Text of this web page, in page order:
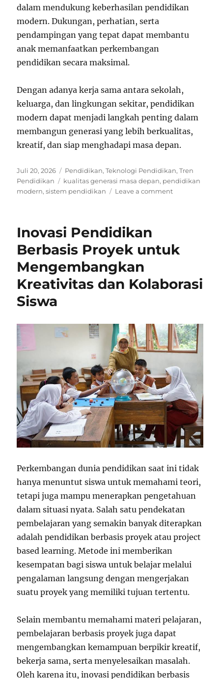
dalam mendukung keberhasilan pendidikan
modern. Dukungan, perhatian, serta
pendampingan yang tepat dapat membantu
anak memanfaatkan perkembangan
pendidikan secara maksimal.
Dengan adanya kerja sama antara sekolah,
keluarga, dan lingkungan sekitar, pendidikan
modern dapat menjadi langkah penting dalam
membangun generasi yang lebih berkualitas,
kreatif, dan siap menghadapi masa depan.
Posted
on
Juli 20, 2026 Categories
Pendidikan,Teknologi Pendidikan,Tren
Pendidikan
Tags
kualitas generasi masa depan, pendidikan
modern,sistem pendidikan Leave a commenton
Kualitas
Depan
Inovasi Pendidikan
Berbasis Proyek untuk
Mengembangkan
Kreativitas dan Kolaborasi
Siswa
Perkembangan dunia pendidikan saat ini tidak
hanya menuntut siswa untuk memahami teori,
tetapi juga mampu menerapkan pengetahuan
dalam situasi nyata. Salah satu pendekatan
pembelajaran yang semakin banyak diterapkan
adalah pendidikan berbasis proyek atau project
based learning. Metode ini memberikan
kesempatan bagi siswa untuk belajar melalui
pengalaman langsung dengan mengerjakan
suatu proyek yang memiliki tujuan tertentu.
Selain membantu memahami materi pelajaran,
pembelajaran berbasis proyek juga dapat
mengembangkan kemampuan berpikir kreatif,
bekerja sama, serta menyelesaikan masalah.
Oleh karena itu, inovasi pendidikan berbasis